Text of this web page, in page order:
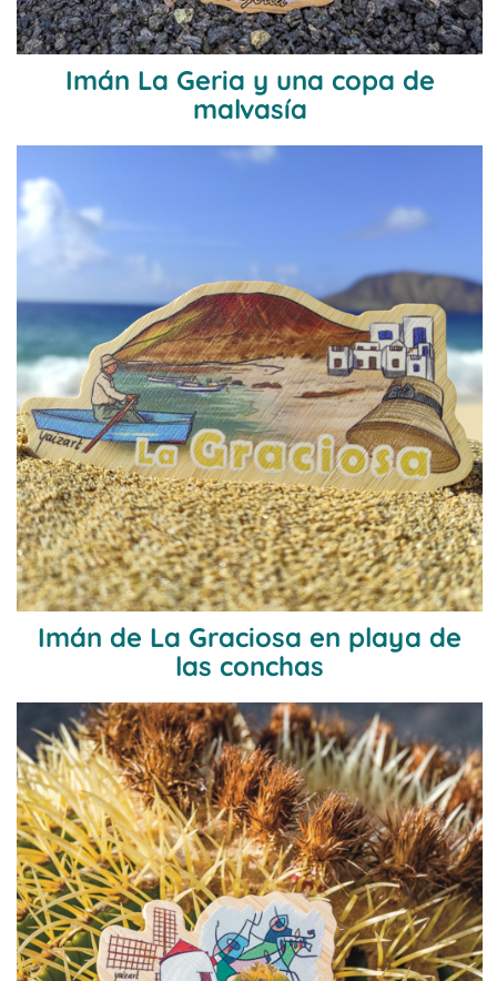
Imán La Geria y una copa de
malvasía
Imán de La Graciosa en playa de
las conchas